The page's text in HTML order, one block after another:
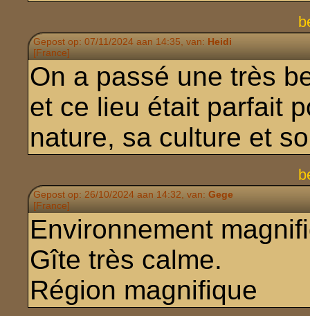
Gepost op: 07/11/2024 aan 14:35, van: Heidi
[France]
On a passé une très
et ce lieu était parfait
nature, sa culture et
Gepost op: 26/10/2024 aan 14:32, van: Gege
[France]
Environnement
Gîte très calme.
Région magnifique